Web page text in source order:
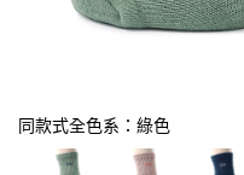
同款式全色系：綠色